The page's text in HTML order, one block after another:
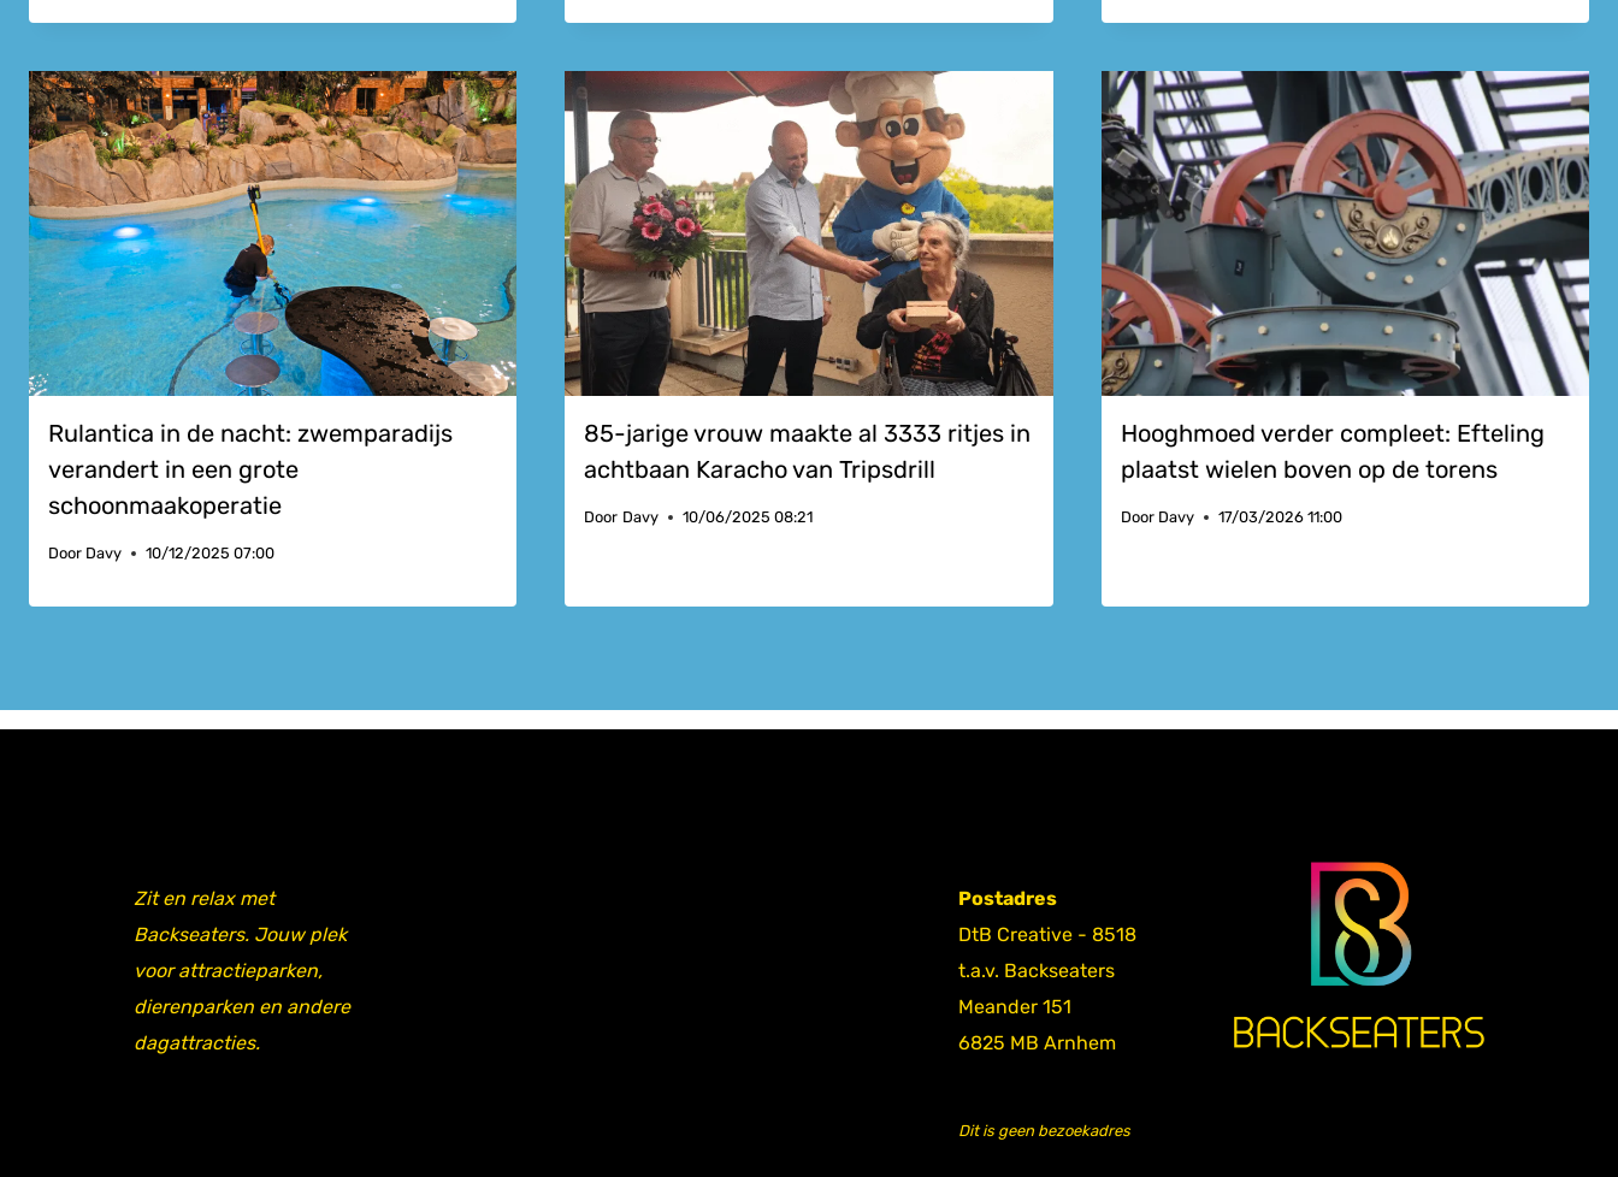
Rulantica in de nacht: zwemparadijs
verandert in een grote
schoonmaakoperatie
Door Davy 10/12/2025 07:00
85-jarige vrouw maakte al 3333 ritjes in
achtbaan Karacho van Tripsdrill
Door Davy 10/06/2025 08:21
Hooghmoed verder compleet: Efteling
plaatst wielen boven op de torens
Door Davy 17/03/2026 11:00
Zit en relax met
Backseaters. Jouw plek
voor attractieparken,
dierenparken en andere
dagattracties.
Postadres
DtB Creative - 8518
t.a.v. Backseaters
Meander 151
6825 MB Arnhem
Dit is geen bezoekadres